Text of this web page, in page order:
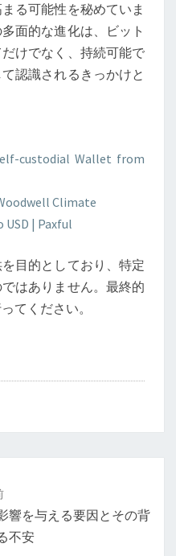
る可能性を秘めていま
面的な進化は、ビット
けでなく、持続可能で
認識されるきっかけと
custodial Wallet from
Climate
| Paxful
目的としており、特定
はありません。最終的
てください。
響を与える要因とその背
不安